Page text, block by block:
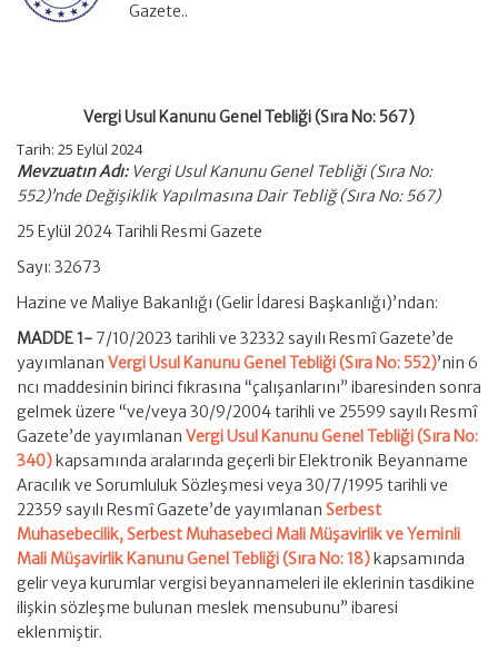
Gazete..
Vergi Usul Kanunu Genel Tebliği (Sıra No: 567)
Tarih: 25 Eylül 2024
Mevzuatın Adı:Vergi Usul Kanunu Genel Tebliği (Sıra No:
552)’nde Değişiklik Yapılmasına Dair Tebliğ (Sıra No: 567)
25 Eylül 2024 Tarihli Resmi Gazete
Sayı: 32673
Hazine ve Maliye Bakanlığı (Gelir İdaresi Başkanlığı)’ndan:
MADDE 1- 7/10/2023 tarihli ve 32332 sayılı Resmî Gazete’de
yayımlanan Vergi Usul Kanunu Genel Tebliği (Sıra No: 552)’nin 6
ncı maddesinin birinci fıkrasına “çalışanlarını” ibaresinden sonra
gelmek üzere “ve/veya 30/9/2004 tarihli ve 25599 sayılı Resmî
Gazete’de yayımlanan Vergi Usul Kanunu Genel Tebliği (Sıra No:
340)kapsamında aralarında geçerli bir Elektronik Beyanname
Aracılık ve Sorumluluk Sözleşmesi veya 30/7/1995 tarihli ve
22359 sayılı Resmî Gazete’de yayımlanan Serbest
Muhasebecilik, Serbest Muhasebeci Mali Müşavirlik ve Yeminli
Mali Müşavirlik Kanunu Genel Tebliği (Sıra No: 18)kapsamında
gelir veya kurumlar vergisi beyannameleri ile eklerinin tasdikine
ilişkin sözleşme bulunan meslek mensubunu” ibaresi
eklenmiştir.